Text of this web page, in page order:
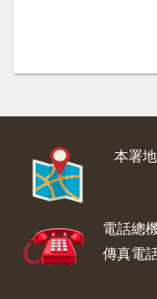
本署
電話總
傳真電